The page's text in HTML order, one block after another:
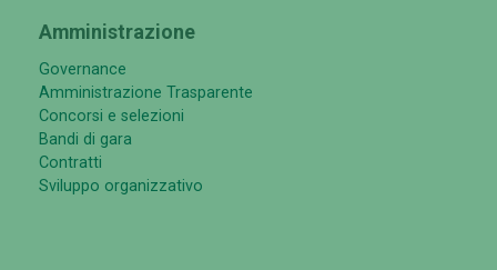
Amministrazione
Governance
Amministrazione Trasparente
Concorsi e selezioni
Bandi di gara
Contratti
Sviluppo organizzativo